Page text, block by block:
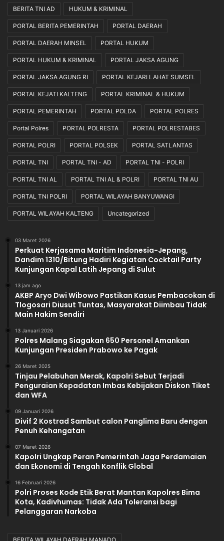
BERITA TNI AD HUKUM & KRIMINAL
PORTAL BERITA PEMERINTAH PORTAL DAERAH
PORTAL DAERAH MINSEL PORTAL HUKUM
PORTAL HUKUM & KRIMINAL PORTAL JAKSA AGUNG
PORTAL JAKSA AGUNG RI PORTAL KEJARI LAHAT SUMSEL
PORTAL KEJATI KALTENG PORTAL KRIMINAL & HUKUM
PORTAL PEMERINTAH PORTAL POLDA PORTAL POLRES
Portal Polres PORTAL POLRESTA PORTAL POLRESTABES
PORTAL POLRI PORTAL POLSEK PORTAL SATLANTAS
PORTAL TNI PORTAL TNI - AD PORTAL TNI - POLRI
PORTAL TNI AL PORTAL TNI AL & POLRI PORTAL TNI AU
PORTAL TNI POLRI PORTAL WILAYAH BANYUWANGI
PORTAL WILAYAH KALTENG Uncategorized
03 Maret 2026
Perkuat Kerjasama Maritim Indonesia-Jepang,
Dandim 1310/Bitung Hadiri Kegiatan Cocktail Party
Kunjungan Kapal Latih Jepang di Sulut
13 jam ago
AKBP Aryo Dwi Wibowo Pastikan Kasus Pembacokan di
Tlogosari Diusut Tuntas, Masyarakat Diimbau Tidak
Main Hakim Sendiri
13 Januari 2026
Polres Malang Siagakan 650 Personel Amankan
Kunjungan Presiden Prabowo ke Pagak
26 Maret 2025
Tinjau Pelabuhan Merak, Kapolri Sebut Terjadi
Penguraian Kepadatan Imbas Kebijakan Diskon Tiket
dan WFA
09 Januari 2026
Divif 2 Kostrad Sambut calon Panglima Baru dengan
Penuh Kehangatan
07 Maret 2026
Kapolri Ungkap Peran Pemerintah Jaga Perdamaian
dan Ekonomi di Tengah Konflik Global
16 Februari 2026
Polri Proses Kode Etik Berat Mantan Kapolres Bima
Kota, Kadivhumas: Tidak Ada Toleransi bagi
Pelanggaran Narkoba